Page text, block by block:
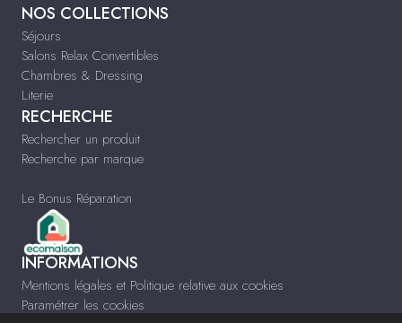
NOS COLLECTIONS
Séjours
Salons Relax Convertibles
Chambres & Dressing
Literie
RECHERCHE
Rechercher un produit
Recherche par marque
Le Bonus Réparation
INFORMATIONS
Mentions légales et Politique relative aux cookies
Paramétrer les cookies